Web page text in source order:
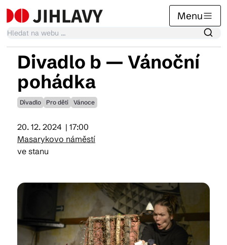
Menu
Kalendář akcí
Tradiční akce
Články
Suvenýry
Praktické info
Divadlo b — Vánoční
pohádka
Divadlo Pro děti Vánoce
20. 12. 2024 | 17:00
Masarykovo náměstí
ve stanu